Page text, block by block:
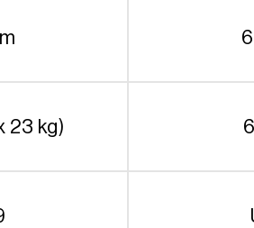
23 kg)